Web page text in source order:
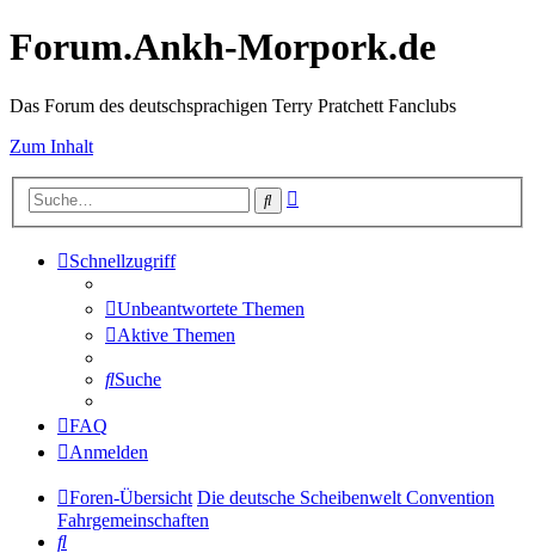
Forum.Ankh-Morpork.de
Das Forum des deutschsprachigen Terry Pratchett Fanclubs
Zum Inhalt
Suche
Schnellzugriff
Unbeantwortete Themen
Aktive Themen
Suche
FAQ
Anmelden
Foren-Übersicht Die deutsche Scheibenwelt Convention
Fahrgemeinschaften
Suche